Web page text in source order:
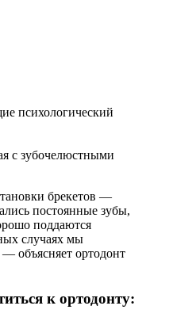
психологический
с зубочелюстными
брекетов —
постоянные зубы,
поддаются
случаях мы
объясняет ортодонт
к ортодонту: